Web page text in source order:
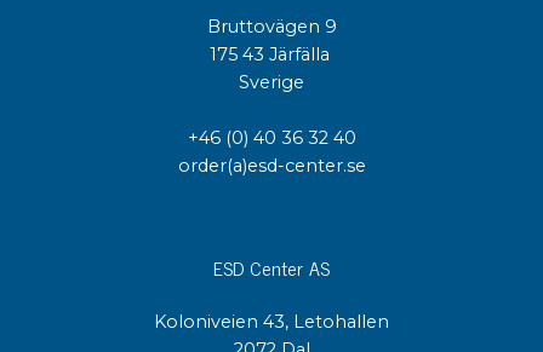
Bruttovägen 9
175 43 Järfälla
Sverige
+46 (0) 40 36 32 40
order(a)esd-center.se
ESD Center AS
Koloniveien 43, Letohallen